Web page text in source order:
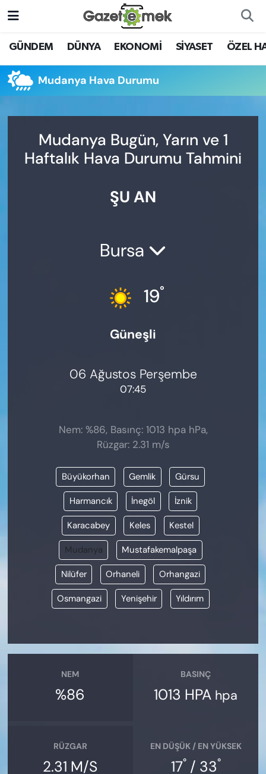
GÜNDEM DÜNYA EKONOMİ SİYASET ÖZEL
Mudanya Hava Durumu
Mudanya Bugün, Yarın ve 1
Haftalık Hava Durumu Tahmini
ŞU AN
Bursa
19°
Güneşli
06 Ağustos Perşembe
07:45
Nem: %86, Basınç: 1013 hpa hPa,
Rüzgar: 2.31 m/s
Büyükorhan Gemlik Gürsu
Harmancık İnegöl İznik
Karacabey Keles Kestel
Mudanya Mustafakemalpaşa
Nilüfer Orhaneli Orhangazi
Osmangazi Yenişehir Yıldırım
NEM
%86
BASINÇ
1013 HPA hpa
RÜZGAR
2.31 M/S
EN DÜŞÜK / EN YÜKSEK
17°/ 33°
DÜNYA
EKONOMİ
YENİ MEDYADA EMEK
GAZETECİLİĞİNİ GELİŞTİRMEK
ÖZEL HABER
SİYASET
VAN VE DİYARBAKIR HABERLERİ
Nöbetçi Eczaneler
Hava Durumu
Trafik Durumu
Süper Lig Puan Durumu ve Fikstür